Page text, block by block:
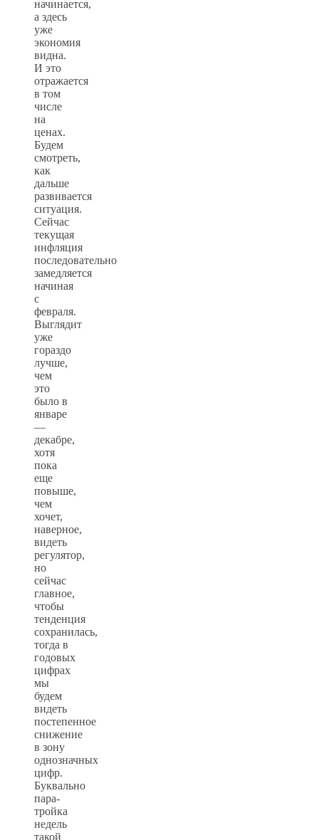
начинается,
а здесь
уже
экономия
видна.
И это
отражается
в том
числе
на
ценах.
Будем
смотреть,
как
дальше
развивается
ситуация.
Сейчас
текущая
инфляция
последовательно
замедляется
начиная
с
февраля.
Выглядит
уже
гораздо
лучше,
чем
это
было в
январе
—
декабре,
хотя
пока
еще
повыше,
чем
хочет,
наверное,
видеть
регулятор,
но
сейчас
главное,
чтобы
тенденция
сохранилась,
тогда в
годовых
цифрах
мы
будем
видеть
постепенное
снижение
в зону
однозначных
цифр.
Буквально
пара-
тройка
недель
такой